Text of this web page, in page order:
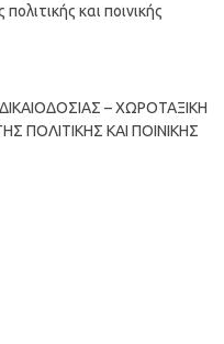
και ποινικής
– ΧΩΡΟΤΑΞΙΚΗ
ΠΟΛΙΤΙΚΗΣ ΚΑΙ ΠΟΙΝΙΚΗΣ